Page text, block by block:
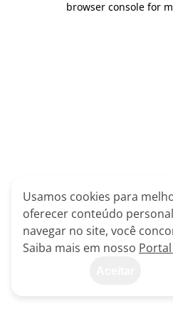
browser console for
Usamos cookies para
oferecer conteúdo
navegar no site, você
Saiba mais em nosso